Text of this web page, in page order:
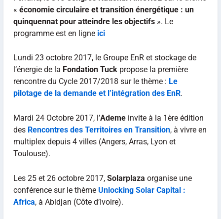
« économie circulaire et transition énergétique : un
quinquennat pour atteindre les objectifs». Le
programme est en ligne ici
Lundi 23 octobre 2017, le Groupe EnR et stockage de
l’énergie de la Fondation Tuckpropose la première
rencontre du Cycle 2017/2018 sur le thème : Le
pilotage de la demande et l’intégration des EnR.
Mardi 24 Octobre 2017, l’Ademeinvite à la 1ère édition
des Rencontres des Territoires en Transition, à vivre en
multiplex depuis 4 villes (Angers, Arras, Lyon et
Toulouse).
Les 25 et 26 octobre 2017, Solarplaza organise une
conférence sur le thème Unlocking Solar Capital :
Africa, à Abidjan (Côte d’Ivoire).